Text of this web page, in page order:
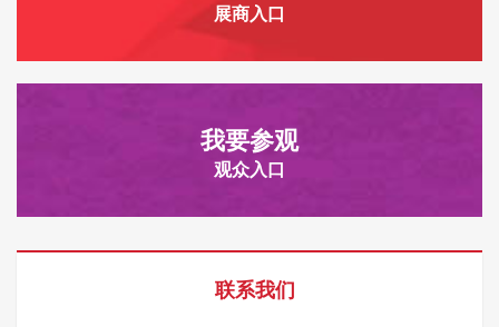
展商入口
我要参观
观众入口
联系我们